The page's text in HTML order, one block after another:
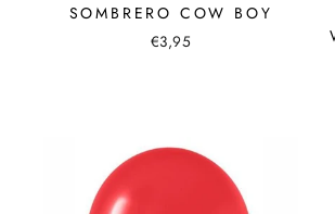
SOMBRERO COW BOY
€3,95